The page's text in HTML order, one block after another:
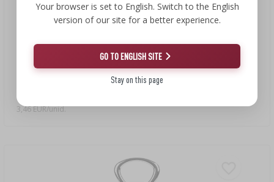
Saco de algodão - semeio fermento
3,46 EUR/unid.
Your browser is set to English. Switch to the English
version of our site for a better experience.
GO TO ENGLISH SITE
Stay on this page